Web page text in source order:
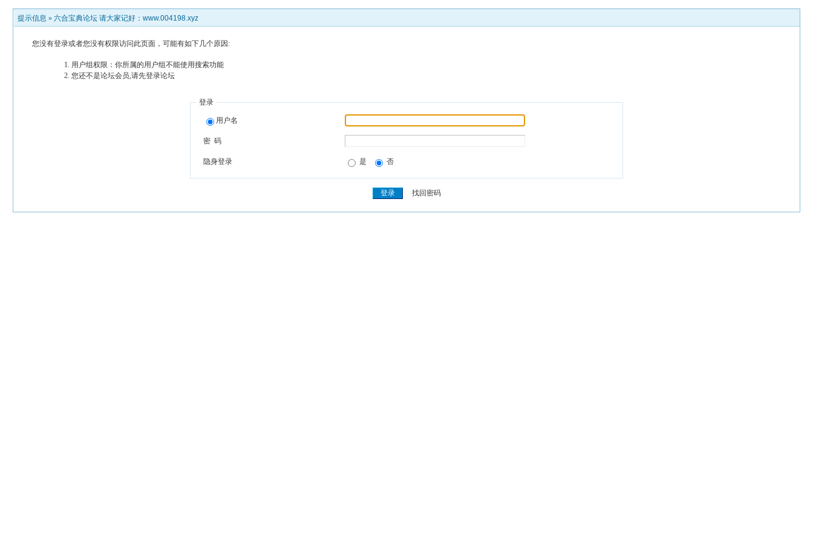
提示信息 » 六合宝典论坛 请大家记好：www.004198.xyz
您没有登录或者您没有权限访问此页面，可能有如下几个原因:
用户组权限：你所属的用户组不能使用搜索功能
您还不是论坛会员,请先登录论坛
登录
用户名
密 码
隐身登录 是 否
找回密码